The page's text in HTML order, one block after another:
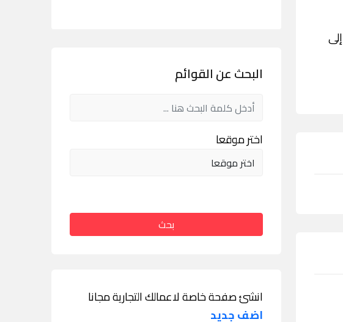
٨:٣٠ص إلى ١٢:٣٠م، ٣:٤٥ إلى ٩:٣٠م; الخميس، ٨:٣٠ص إلى ١٢:٣٠م، ٣:٤٥ إلى ٩:٣٠م; الجمعة، ٣:٤٥ إلى
البحث عن القوائم
اختر موقعا
بحث
انشئ صفحة خاصة لاعمالك التجارية مجانا
اضف جديد